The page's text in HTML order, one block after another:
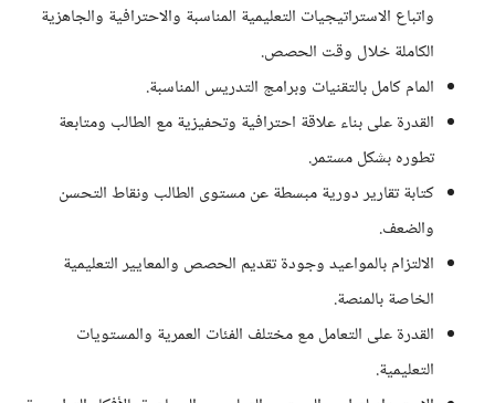
واتباع الاستراتيجيات التعليمية المناسبة والاحترافية والجاهزية
الكاملة خلال وقت الحصص.
المام كامل بالتقنيات وبرامج التدريس المناسبة.
القدرة على بناء علاقة احترافية وتحفيزية مع الطالب ومتابعة
تطوره بشكل مستمر.
كتابة تقارير دورية مبسطة عن مستوى الطالب ونقاط التحسن
والضعف.
الالتزام بالمواعيد وجودة تقديم الحصص والمعايير التعليمية
الخاصة بالمنصة.
القدرة على التعامل مع مختلف الفئات العمرية والمستويات
التعليمية.